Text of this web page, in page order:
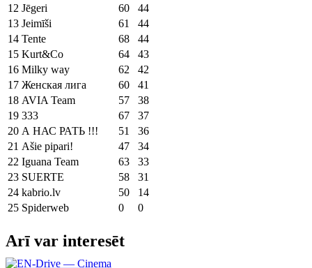
12 Jēgeri 60
44
13 Jeimīši 61
44
14 Tente 68
44
15 Kurt&Co 64
43
16 Milky way 62
42
17 Женская лига 60
41
18 AVIA Team 57
38
19 333 67
37
20 А НАС РАТЬ !!! 51
36
21 Ašie pipari! 47
34
22 Iguana Team 63
33
23 SUERTE 58
31
24 kabrio.lv 50
14
25 Spiderweb 0 0
Facebook
X
LinkedIn
WhatsApp
Telegram
Threads
Vk
Email
Arī var interesēt